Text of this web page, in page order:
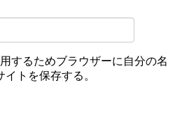
するためブラウザーに自分の名
トを保存する。